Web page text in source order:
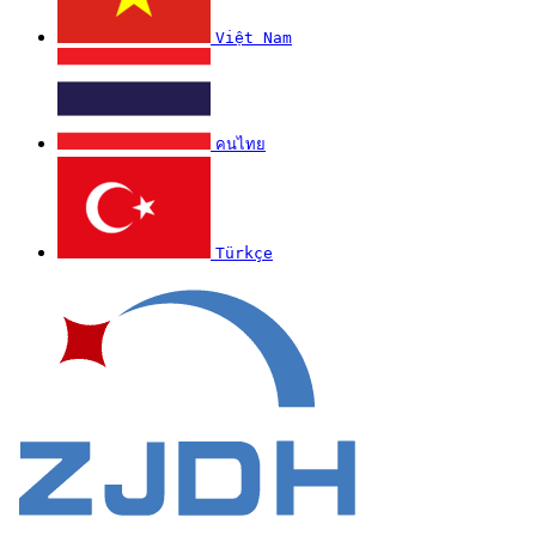
Việt Nam
คนไทย
Türkçe